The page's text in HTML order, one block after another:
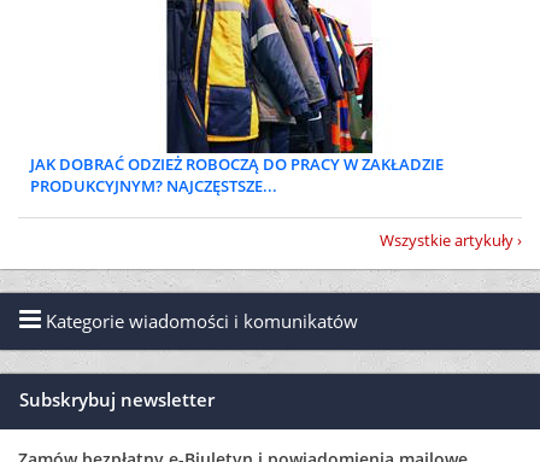
JAK DOBRAĆ ODZIEŻ ROBOCZĄ DO PRACY W ZAKŁADZIE
PRODUKCYJNYM? NAJCZĘSTSZE...
Wszystkie artykuły
Kategorie wiadomości i komunikatów
Subskrybuj newsletter